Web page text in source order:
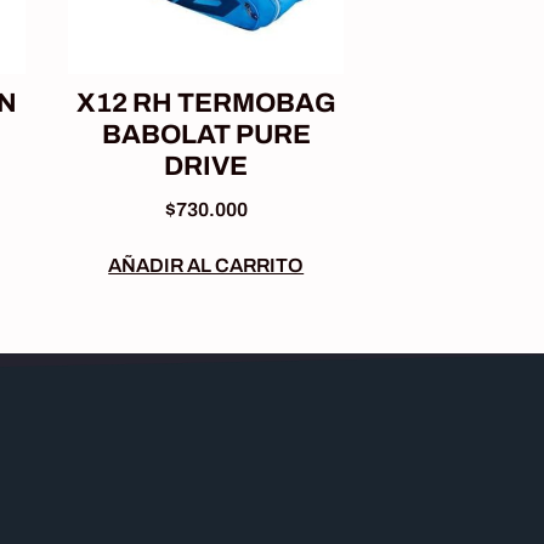
X12 RH TERMOBAG
BABOLAT PURE
DRIVE
$730.000
AÑADIR AL CARRITO